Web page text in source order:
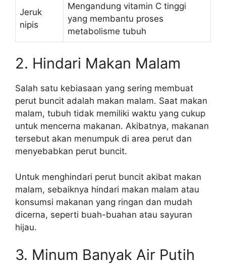
Jeruk
nipis
Mengandung vitamin C tinggi
yang membantu proses
metabolisme tubuh
2. Hindari Makan Malam
Salah satu kebiasaan yang sering membuat
perut buncit adalah makan malam. Saat makan
malam, tubuh tidak memiliki waktu yang cukup
untuk mencerna makanan. Akibatnya, makanan
tersebut akan menumpuk di area perut dan
menyebabkan perut buncit.
Untuk menghindari perut buncit akibat makan
malam, sebaiknya hindari makan malam atau
konsumsi makanan yang ringan dan mudah
dicerna, seperti buah-buahan atau sayuran
hijau.
3. Minum Banyak Air Putih